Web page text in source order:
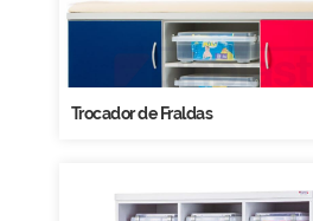
Trocador de Fraldas